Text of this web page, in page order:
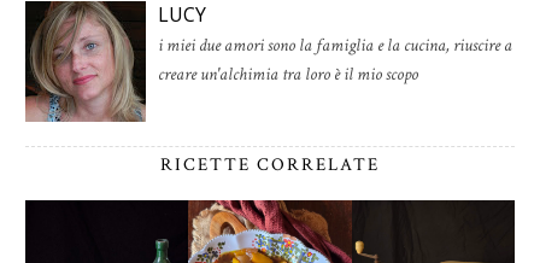
LUCY
i miei due amori sono la famiglia e la cucina, riuscire a
creare un'alchimia tra loro è il mio scopo
RICETTE CORRELATE